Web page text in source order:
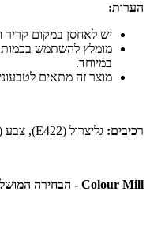
הערות:
יש לאחסן במקום
מומלץ להשתמש בכמות
במיוחד.
מוצר זה מתאים
רכיבים: גליצרול (E422), צבע (E171), אמולסיפיירים (E322, E433).
Colour Mill - הבחירה המושלמת לצבעי מאכל איכותיים ומקצועיים!